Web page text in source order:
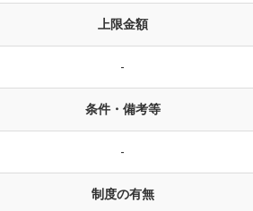
上限金額
-
条件・備考等
-
制度の有無